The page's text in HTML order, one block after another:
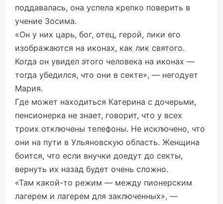
поддавалась, она успела крепко поверить в
учение Зосима.
«Он у них царь, бог, отец, герой, лики его
изображаются на иконах, как лик святого.
Когда он увидел этого человека на иконах —
тогда убедился, что они в секте», — негодует
Мария.
Где может находиться Катерина с дочерьми,
пенсионерка не знает, говорит, что у всех
троих отключены телефоны. Не исключено, что
они на пути в Ульяновскую область. Женщина
боится, что если внучки доедут до секты,
вернуть их назад будет очень сложно.
«Там какой-то режим — между пионерским
лагерем и лагерем для заключенных», —